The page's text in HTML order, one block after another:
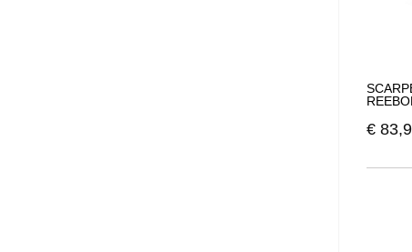
Reebok
dei
€